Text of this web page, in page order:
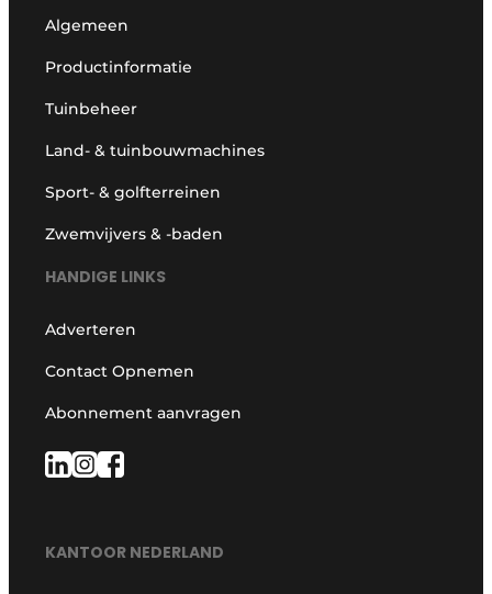
Algemeen
Productinformatie
Tuinbeheer
Land- & tuinbouwmachines
Sport- & golfterreinen
Zwemvijvers & -baden
HANDIGE LINKS
Adverteren
Contact Opnemen
Abonnement aanvragen
KANTOOR NEDERLAND